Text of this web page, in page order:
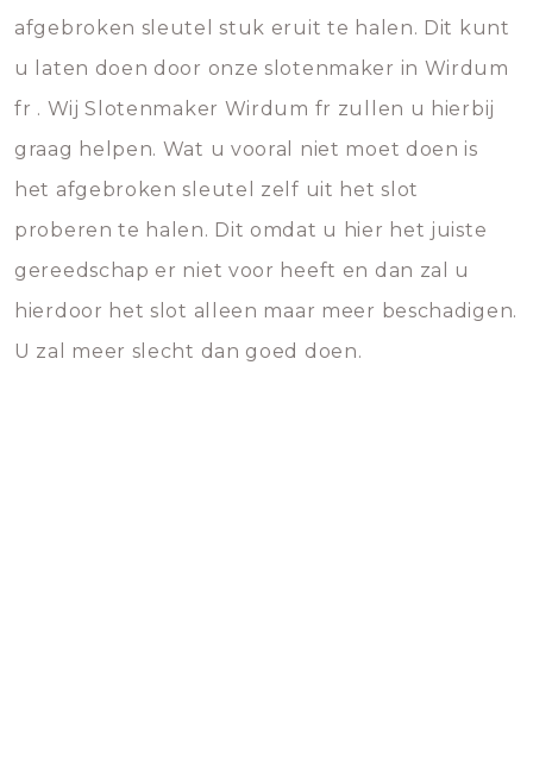
afgebroken sleutel stuk eruit te halen. Dit kunt
u laten doen door onze slotenmaker in Wirdum
fr . Wij Slotenmaker Wirdum fr zullen u hierbij
graag helpen. Wat u vooral niet moet doen is
het afgebroken sleutel zelf uit het slot
proberen te halen. Dit omdat u hier het juiste
gereedschap er niet voor heeft en dan zal u
hierdoor het slot alleen maar meer beschadigen.
U zal meer slecht dan goed doen.